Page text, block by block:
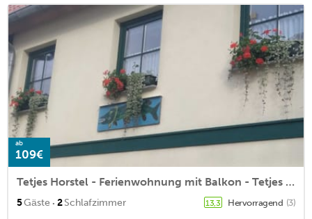
ab
109€
Tetjes Horstel - Ferienwohnung mit Balkon - Tetjes Horstel - Ferienwohnung
5Gäste · 2Schlafzimmer 13,3 Hervorragend (3)